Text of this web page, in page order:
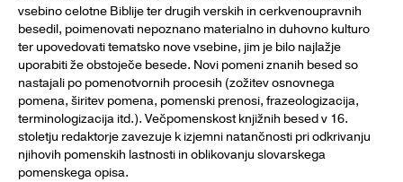
vsebino celotne Biblije ter drugih verskih in cerkvenoupravnih
besedil, poimenovati nepoznano materialno in duhovno kulturo
ter upovedovati tematsko nove vsebine, jim je bilo najlažje
uporabiti že obstoječe besede. Novi pomeni znanih besed so
nastajali po pomenotvornih procesih (zožitev osnovnega
pomena, širitev pomena, pomenski prenosi, frazeologizacija,
terminologizacija itd.). Večpomenskost knjižnih besed v 16.
stoletju redaktorje zavezuje k izjemni natančnosti pri odkrivanju
njihovih pomenskih lastnosti in oblikovanju slovarskega
pomenskega opisa.